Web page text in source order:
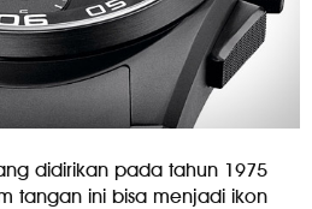
didirikan pada tahun 1975
tangan ini bisa menjadi ikon